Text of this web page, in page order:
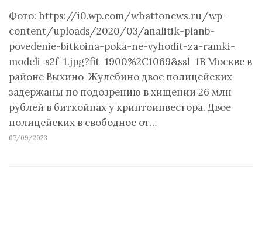
Фото: https://i0.wp.com/whattonews.ru/wp-
content/uploads/2020/03/analitik-planb-
povedenie-bitkoina-poka-ne-vyhodit-za-ramki-
modeli-s2f-1.jpg?fit=1900%2C1069&ssl=1В Москве в
районе Выхино-Жулебино двое полицейских
задержаны по подозрению в хищении 26 млн
рублей в биткойнах у криптоинвестора. Двое
полицейских в свободное от…
07/09/2023